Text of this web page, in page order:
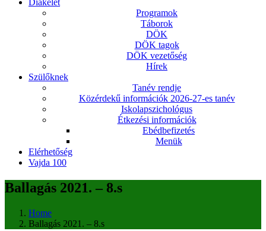
Diákélet
Programok
Táborok
DÖK
DÖK tagok
DÖK vezetőség
Hírek
Szülőknek
Tanév rendje
Közérdekű információk 2026-27-es tanév
Iskolapszichológus
Étkezési információk
Ebédbefizetés
Menük
Elérhetőség
Vajda 100
Ballagás 2021. – 8.s
Home
Ballagás 2021. – 8.s